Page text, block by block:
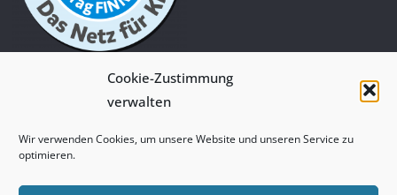
Cookie-Zustimmung
verwalten
Wir verwenden Cookies, um unsere Website und unseren Service zu
optimieren.
DATENSCHUTZERKLÄRUNG IMPRESSUM
©2021 Digilino - ein Projekt der Pädagogischen Hochschule Niederösterreich in